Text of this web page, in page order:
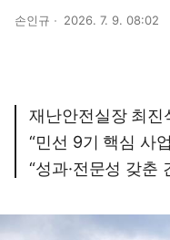
손인규 2026. 7. 9. 08:02
재난안전실장 최진
“민선 9기 핵심 사
“성과·전문성 갖춘